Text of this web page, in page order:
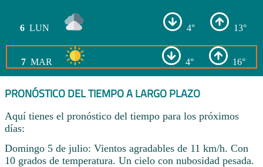
6 LUN 4° 13°
7 MAR 4° 16°
PRONÓSTICO DEL TIEMPO A LARGO PLAZO
Aquí tienes el pronóstico del tiempo para los próximos
días:
Domingo 5 de julio: Vientos agradables de 11 km/h. Con
10 grados de temperatura. Un cielo con nubosidad pesada.